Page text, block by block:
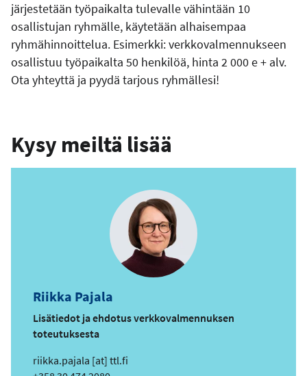
järjestetään työpaikalta tulevalle vähintään 10
osallistujan ryhmälle, käytetään alhaisempaa
ryhmähinnoittelua. Esimerkki: verkkovalmennukseen
osallistuu työpaikalta 50 henkilöä, hinta 2 000 e + alv.
Ota yhteyttä ja pyydä tarjous ryhmällesi!
Kysy meiltä lisää
Riikka Pajala
Lisätiedot ja ehdotus verkkovalmennuksen
toteutuksesta
s
riikka.pajala [at] ttl.fi